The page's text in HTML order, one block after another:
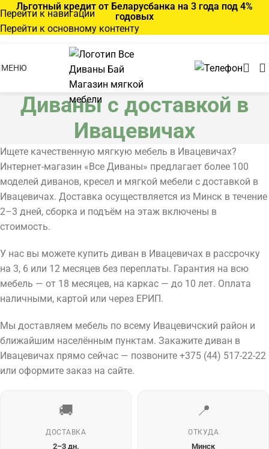
Перейти к навигации
Перейти к основному контенту
Льготный кредит от Беларусбанка на 3 года под 4%
годовых
МЕНЮ
Диваны с доставкой в
Ивацевичах
Ищете качественную мягкую мебель в Ивацевичах?
Интернет-магазин «Все Диваны» предлагает более 100
моделей диванов, кресел и мягкой мебели с доставкой в
Ивацевичах. Доставка осуществляется из Минск в течение
2–3 дней, сборка и подъём на этаж включены в
стоимость.
У нас вы можете купить диван в Ивацевичах в рассрочку
на 3, 6 или 12 месяцев без переплаты. Гарантия на всю
мебель — от 18 месяцев, на каркас — до 10 лет. Оплата
наличными, картой или через ЕРИП.
Мы доставляем мебель по всему Ивацевичский район и
ближайшим населённым пунктам. Закажите диван в
Ивацевичах прямо сейчас — позвоните +375 (44) 517-22-22
или оформите заказ на сайте.
🚚
ДОСТАВКА
2–3 дн.
📍
ОТКУДА
Минск